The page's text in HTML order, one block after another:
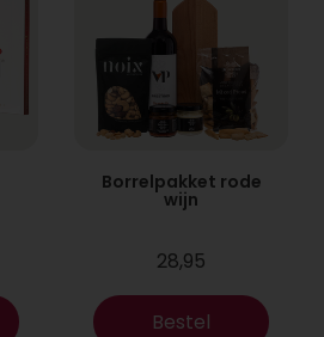
Borrelpakket rode
wijn
28,95
Bestel